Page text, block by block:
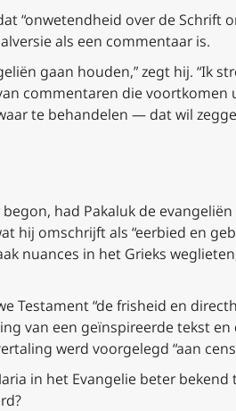
“onwetendheid over de Schrift
als een commentaar is.
gaan houden,” zegt hij. “Ik
commentaren die voortkomen
te behandelen — dat wil
had Pakaluk de
hij omschrijft als “eerbied en
nuances in het Grieks
Testament “de frisheid en
van een geïnspireerde tekst
werd voorgelegd “aan
in het Evangelie beter